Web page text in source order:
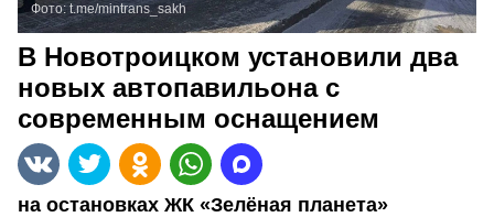
Фото:t.me/mintrans_sakh
В Новотроицком установили два
новых автопавильона с
современным оснащением
на остановках ЖК «Зелёная планета»